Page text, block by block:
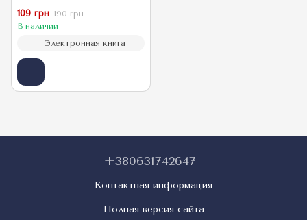
109 грн 190 грн
В наличии
Электронная книга
+380631742647
Контактная информация
Полная версия сайта